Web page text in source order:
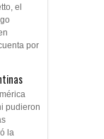
el
por
pudieron
la